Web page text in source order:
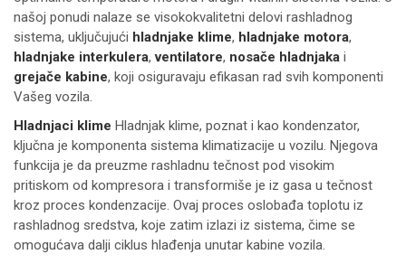
našoj ponudi nalaze se visokokvalitetni delovi rashladnog
sistema, uključujući hladnjake klime, hladnjake motora,
hladnjake interkulera,ventilatore, nosače hladnjaka i
grejače kabine, koji osiguravaju efikasan rad svih komponenti
Vašeg vozila.
Hladnjaci klime Hladnjak klime, poznat i kao kondenzator,
ključna je komponenta sistema klimatizacije u vozilu. Njegova
funkcija je da preuzme rashladnu tečnost pod visokim
pritiskom od kompresora i transformiše je iz gasa u tečnost
kroz proces kondenzacije. Ovaj proces oslobađa toplotu iz
rashladnog sredstva, koje zatim izlazi iz sistema, čime se
omogućava dalji ciklus hlađenja unutar kabine vozila.